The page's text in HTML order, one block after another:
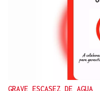
GRAVE ESCASEZ DE AGUA